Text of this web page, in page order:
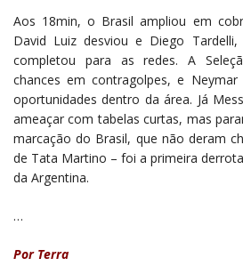
Aos 18min, o Brasil ampliou em
David Luiz desviou e Diego
completou para as redes. A
chances em contragolpes, e Neymar
oportunidades dentro da área. Já
ameaçar com tabelas curtas, mas
marcação do Brasil, que não deram
de Tata Martino – foi a primeira
da Argentina.
…
Por Terra